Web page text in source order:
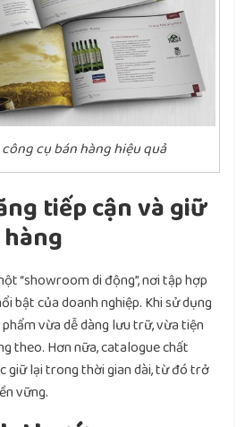
cụ bán hàng hiệu quả
tiếp cận và giữ
“showroom di động”, nơi tập hợp
bật của doanh nghiệp. Khi sử dụng
vừa dễ dàng lưu trữ, vừa tiện
theo. Hơn nữa, catalogue chất
giữ lại trong thời gian dài, từ đó trở
vững.